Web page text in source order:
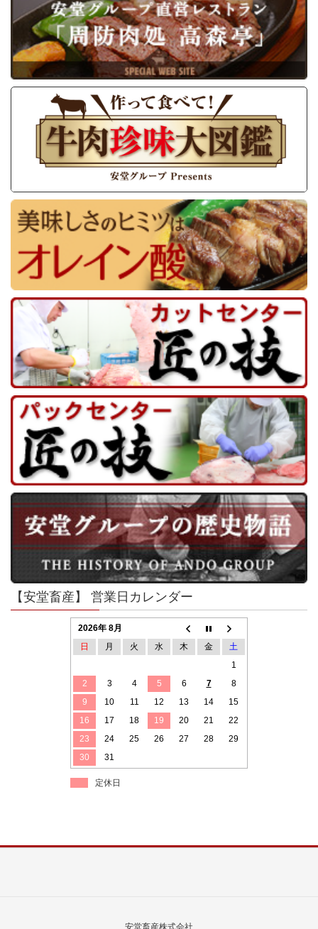
【安堂畜産】 営業日カレンダー
2026年 8月
日
月 火 水 木 金
土
1
2
3 4 5 6 7
8
9
10 11 12 13 14
15
16
17 18 19 20 21
22
23
24 25 26 27 28
29
30
31
定休日
安堂畜産株式会社